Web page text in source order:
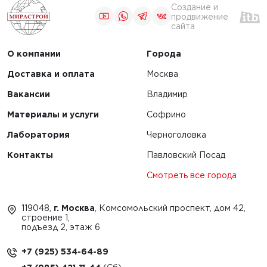
Создание и
продвижение
сайта
О компании
Доставка и оплата
Вакансии
Материалы и услуги
Лаборатория
Контакты
Города
Москва
Владимир
Софрино
Черноголовка
Павловский Посад
Смотреть все города
119048, г. Москва , Комсомольский проспект, дом 42,
строение 1,
подъезд 2, этаж 6
+7 (925) 534-64-89